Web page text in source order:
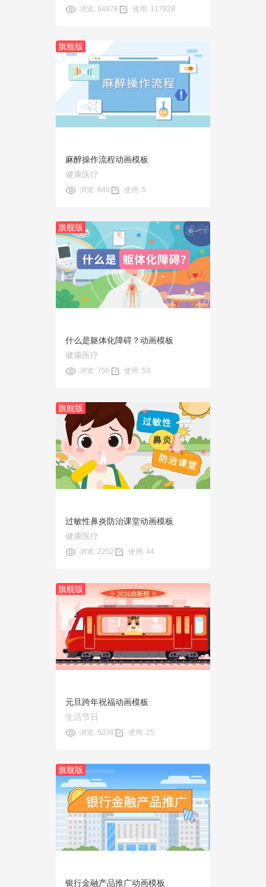
浏览: 94976 使用: 117928
旗舰版
预览
麻醉操作流程动画模板
健康医疗
浏览: 640 使用: 5
旗舰版
预览
使用
什么是躯体化障碍？动画模板
健康医疗
浏览: 756 使用: 53
旗舰版
预览
使用
过敏性鼻炎防治课堂动画模板
健康医疗
浏览: 2252 使用: 44
旗舰版
预览
元旦跨年祝福动画模板
生活节日
浏览: 5036 使用: 25
旗舰版
预览
使用
银行金融产品推广动画模板